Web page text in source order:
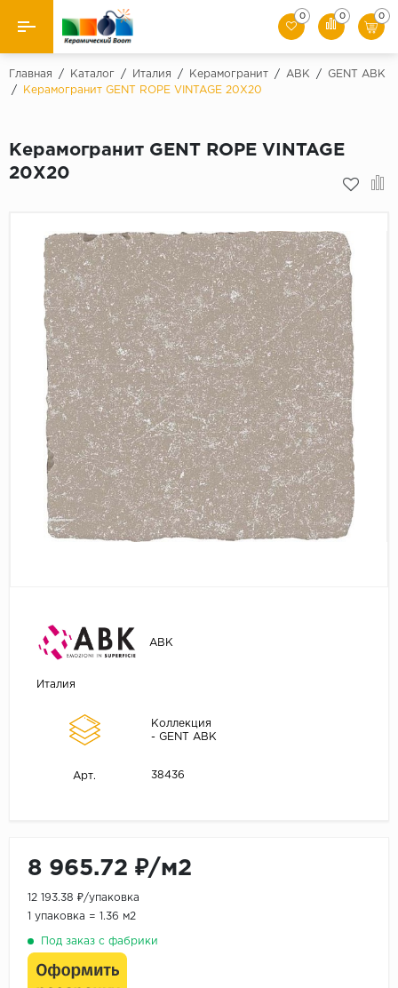
Назад
Керамическая плитка
Искусственный камень
Клинкер
0 0 0
Главная / Каталог / Италия / Керамогранит / ABK /
GENT ABK
/
Керамогранит GENT ROPE VINTAGE 20X20
Керамогранит GENT ROPE VINTAGE
20X20
ABK
Италия
Коллекция
- GENT ABK
Арт. 38436
8 965.72 ₽/м2
12 193.38 ₽/упаковка
1 упаковка = 1.36 м2
Под заказ с фабрики